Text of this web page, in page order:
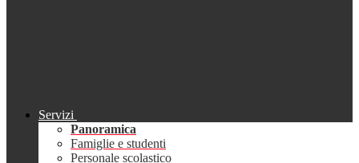
Servizi
Panoramica
Famiglie e studenti
Personale scolastico